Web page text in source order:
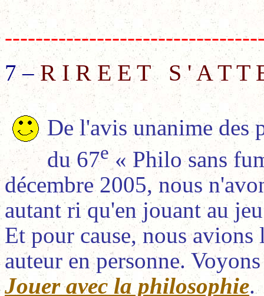
7 –R I R E E T S ' A T T
De l'avis unanime des
du 67e « Philo sans
décembre 2005, nous
autant ri qu'en jouant au
Et pour cause, nous
auteur en personne.
Jouer avec la philosophie.